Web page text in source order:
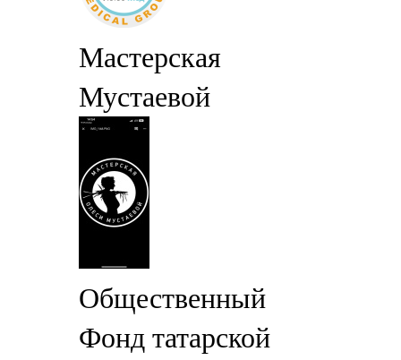
Мастерская
Мустаевой
Общественный
Фонд татарской